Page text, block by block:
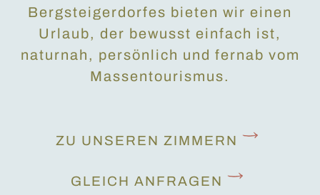
Bergsteigerdorfes bieten wir einen
Urlaub, der bewusst einfach ist,
naturnah, persönlich und fernab vom
Massentourismus.
ZU UNSEREN ZIMMERN
GLEICH ANFRAGEN